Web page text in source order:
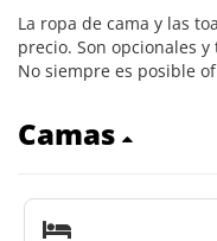
La ropa de cama y las
precio. Son opcionales
No siempre es posible
Camas